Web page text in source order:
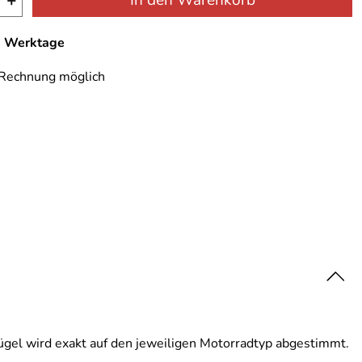
möglich
wird exakt auf den jeweiligen Motorradtyp abgestimmt.